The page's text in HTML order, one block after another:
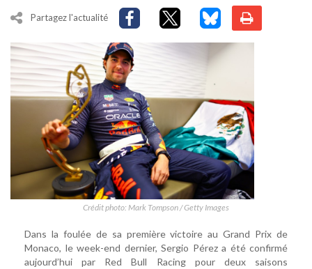
Partagez l'actualité
Crédit photo: Mark Tompson / Getty Images
Dans la foulée de sa première victoire au Grand Prix de
Monaco, le week-end dernier, Sergio Pérez a été confirmé
aujourd’hui par Red Bull Racing pour deux saisons